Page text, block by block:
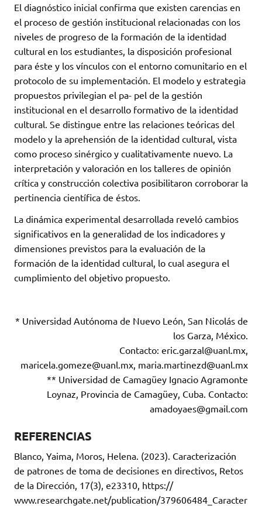
El diagnóstico inicial confirma que existen carencias en
el proceso de gestión institucional relacionadas con los
niveles de progreso de la formación de la identidad
cultural en los estudiantes, la disposición profesional
para éste y los vínculos con el entorno comunitario en el
protocolo de su implementación. El modelo y estrategia
propuestos privilegian el pa- pel de la gestión
institucional en el desarrollo formativo de la identidad
cultural. Se distingue entre las relaciones teóricas del
modelo y la aprehensión de la identidad cultural, vista
como proceso sinérgico y cualitativamente nuevo. La
interpretación y valoración en los talleres de opinión
crítica y construcción colectiva posibilitaron corroborar la
pertinencia científica de éstos.
La dinámica experimental desarrollada reveló cambios
significativos en la generalidad de los indicadores y
dimensiones previstos para la evaluación de la
formación de la identidad cultural, lo cual asegura el
cumplimiento del objetivo propuesto.
* Universidad Autónoma de Nuevo León, San Nicolás de
los Garza, México.
Contacto: eric.garzal@uanl.mx,
maricela.gomeze@uanl.mx, maria.martinezd@uanl.mx
** Universidad de Camagüey Ignacio Agramonte
Loynaz, Provincia de Camagüey, Cuba. Contacto:
amadoyaes@gmail.com
REFERENCIAS
Blanco, Yaima, Moros, Helena. (2023). Caracterización
de patrones de toma de decisiones en directivos, Retos
de la Dirección, 17(3), e23310, https://
www.researchgate.net/publication/379606484_Caracter